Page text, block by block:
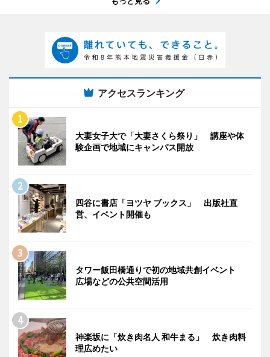
アクセスランキング
大妻女子大で「大妻さくら祭り」 講座や体
験企画で地域にキャンパス開放
四谷に書店「ヨツヤ ブックス」 出版社直
営、イベント開催も
タワー飯田橋通りで初の地域共創イベント
広場などの公共空間活用
神楽坂に「炊き肉名人 和牛まる」 炊き肉料
理広めたい